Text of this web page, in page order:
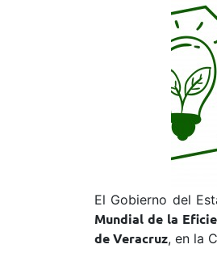
El Gobierno del
Mundial de la
de Veracruz, en la